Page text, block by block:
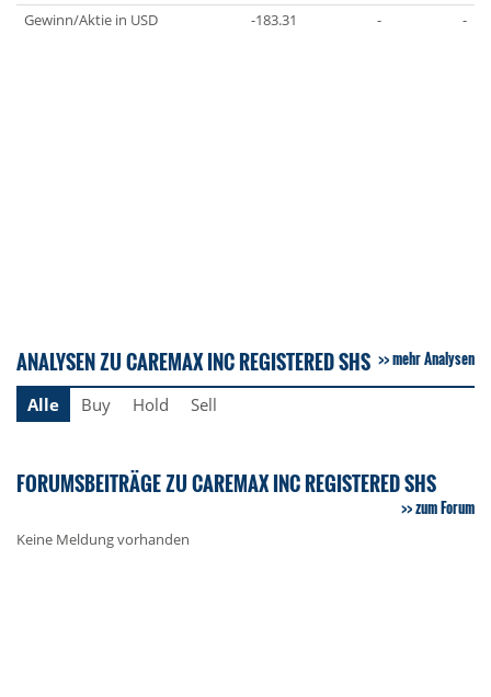
Gewinn/Aktie in USD
-183.31 - -
ANALYSEN ZU CAREMAX INC REGISTERED SHS mehr Analysen
Alle Buy Hold Sell
FORUMSBEITRÄGE ZU CAREMAX INC REGISTERED SHS
zum Forum
Keine Meldung vorhanden